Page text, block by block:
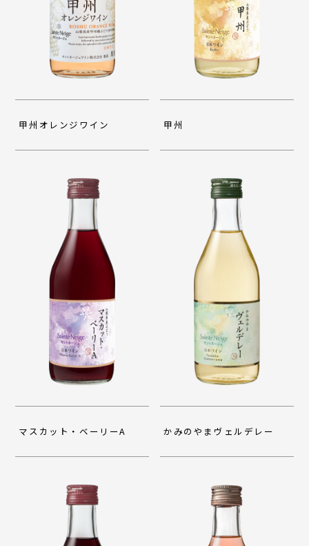
甲州オレンジワイン 甲州
マスカット・ベーリーA かみのやまヴェルデレー